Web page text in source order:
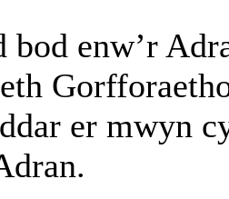
bod enw’r
er mwyn